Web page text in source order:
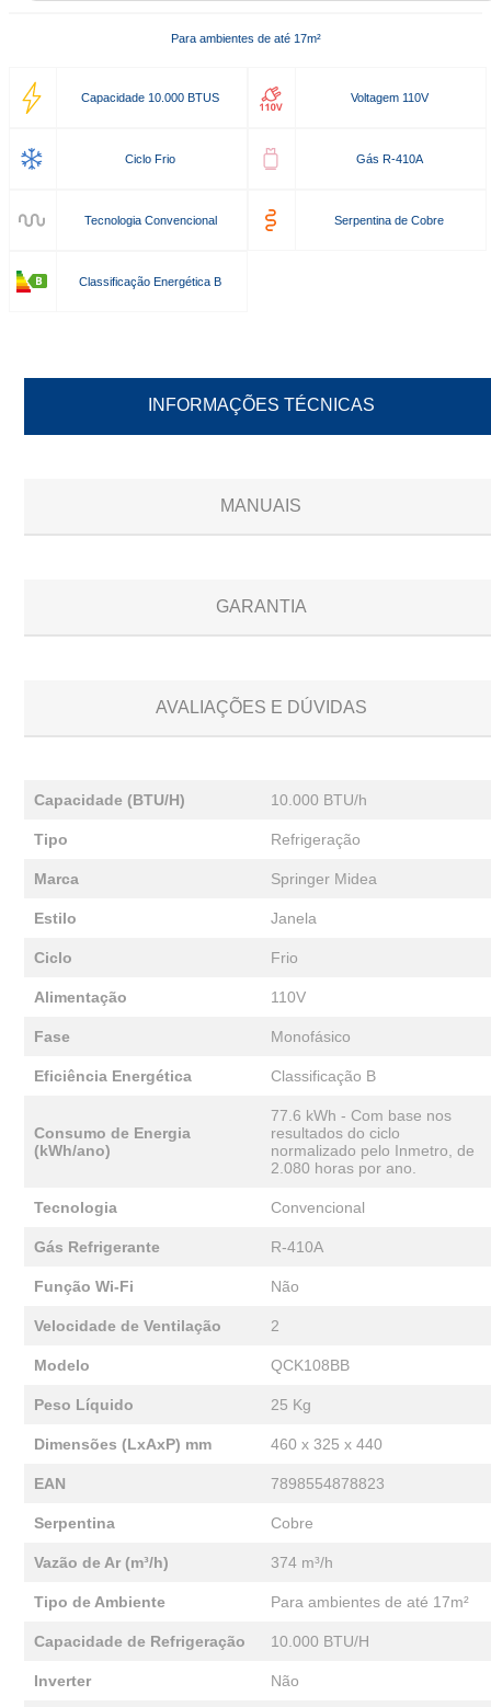
Para ambientes de até 17m²
Capacidade 10.000 BTUS Voltagem 110V
Ciclo Frio Gás R-410A
Tecnologia Convencional Serpentina de Cobre
Classificação Energética B
INFORMAÇÕES TÉCNICAS
MANUAIS
GARANTIA
AVALIAÇÕES E DÚVIDAS
Capacidade (BTU/H) 10.000 BTU/h
Tipo Refrigeração
Marca Springer Midea
Estilo Janela
Ciclo Frio
Alimentação 110V
Fase Monofásico
Eficiência Energética Classificação B
Consumo de Energia
(kWh/ano)
77.6 kWh - Com base nos
resultados do ciclo
normalizado pelo Inmetro, de
2.080 horas por ano.
Tecnologia Convencional
Gás Refrigerante R-410A
Função Wi-Fi Não
Velocidade de Ventilação 2
Modelo QCK108BB
Peso Líquido 25 Kg
Dimensões (LxAxP) mm 460 x 325 x 440
EAN 7898554878823
Serpentina Cobre
Vazão de Ar (m³/h) 374 m³/h
Tipo de Ambiente Para ambientes de até 17m²
Capacidade de Refrigeração 10.000 BTU/H
Inverter Não